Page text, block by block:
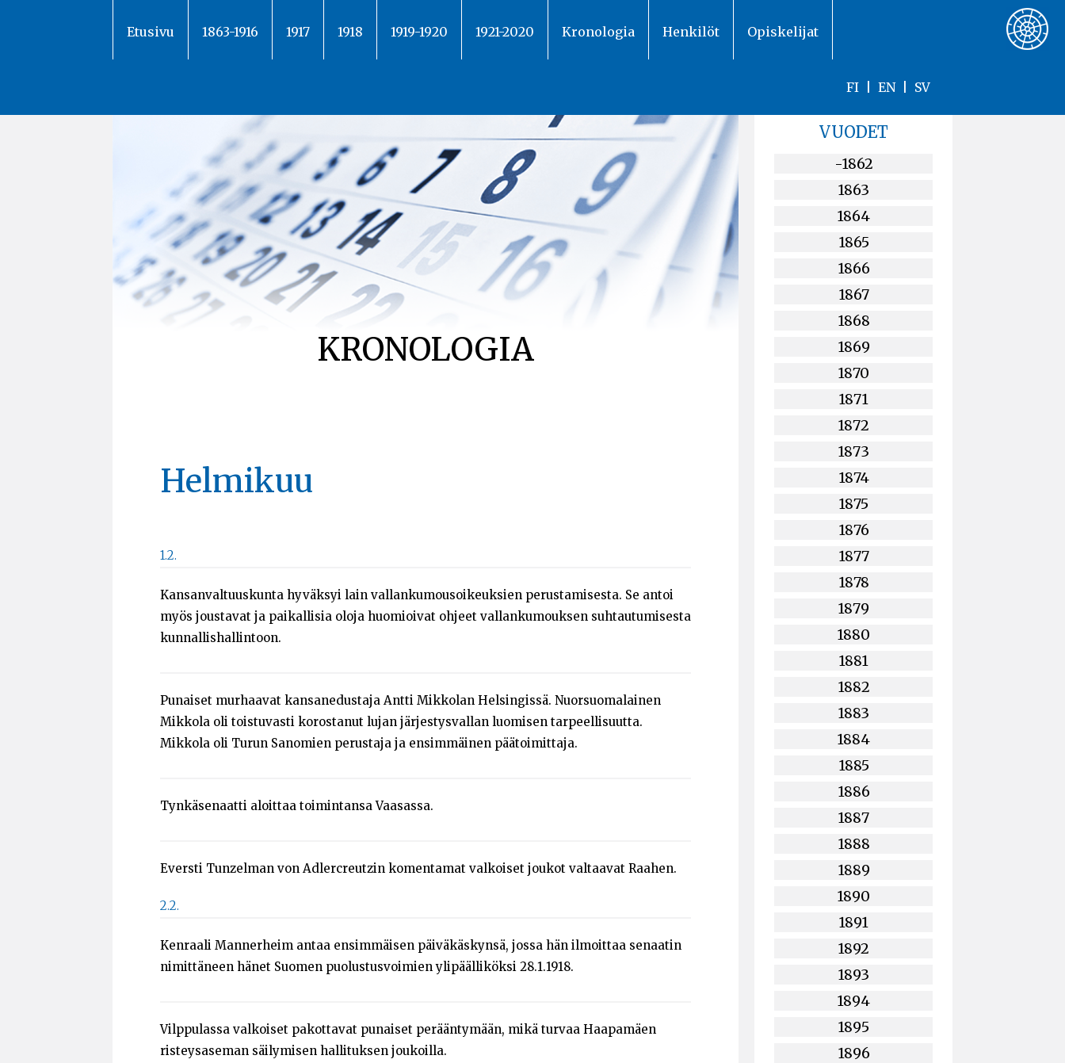
Etusivu 1863-1916 1917 1918 1919-1920 1921-2020 Kronologia Henkilöt Opiskelijat
FI EN| SV
KRONOLOGIA
Helmikuu
1.2.
Kansanvaltuuskunta hyväksyi lain vallankumousoikeuksien perustamisesta. Se antoi
myös joustavat ja paikallisia oloja huomioivat ohjeet vallankumouksen suhtautumisesta
kunnallishallintoon.
Punaiset murhaavat kansanedustaja Antti Mikkolan Helsingissä. Nuorsuomalainen
Mikkola oli toistuvasti korostanut lujan järjestysvallan luomisen tarpeellisuutta.
Mikkola oli Turun Sanomien perustaja ja ensimmäinen päätoimittaja.
Tynkäsenaatti aloittaa toimintansa Vaasassa.
Eversti Tunzelman von Adlercreutzin komentamat valkoiset joukot valtaavat Raahen.
2.2.
Kenraali Mannerheim antaa ensimmäisen päiväkäskynsä, jossa hän ilmoittaa senaatin
nimittäneen hänet Suomen puolustusvoimien ylipäälliköksi 28.1.1918.
Vilppulassa valkoiset pakottavat punaiset perääntymään, mikä turvaa Haapamäen
risteysaseman säilymisen hallituksen joukoilla.
VUODET
-1862
1863
1864
1865
1866
1867
1868
1869
1870
1871
1872
1873
1874
1875
1876
1877
1878
1879
1880
1881
1882
1883
1884
1885
1886
1887
1888
1889
1890
1891
1892
1893
1894
1895
1896